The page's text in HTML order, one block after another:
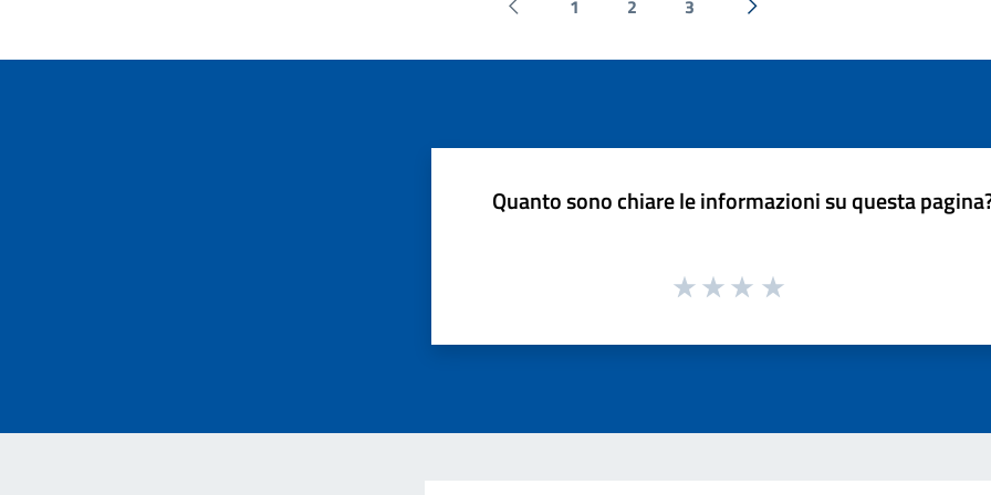
Pagina precedente
1 2 3
Successiva »
Quanto sono chiare le informazioni su questa